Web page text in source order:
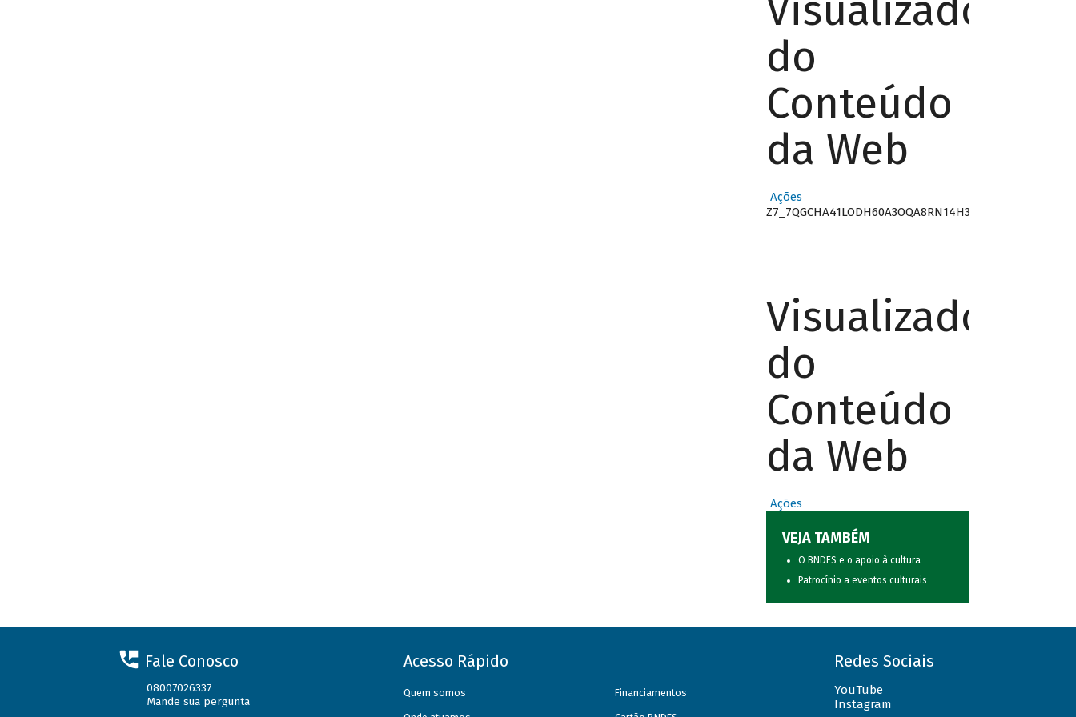
Visualizador
do
Conteúdo
da Web
Ações
Z7_7QGCHA41LODH60A3OQA8RN14H3
Visualizador
do
Conteúdo
da Web
Ações
VEJA TAMBÉM
O BNDES e o apoio à cultura
Patrocínio a eventos culturais
Fale Conosco
08007026337
Mande sua pergunta
Acesso Rápido
Quem somos Financiamentos
Redes Sociais
YouTube
Instagram